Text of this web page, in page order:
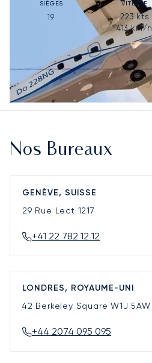
SIÈGES
19
VITESSE
223 kts
413km/h
Nos Bureaux
GENÈVE, SUISSE
29 Rue Lect 1217
+41 22 782 12 12
LONDRES, ROYAUME-UNI
42 Berkeley SquareW1J 5AW
+44 2074 095 095